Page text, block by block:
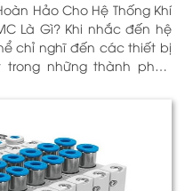
Hảo Cho Hệ Thống Khí
chỉ nghĩ đến các thiết bị
những thành phần